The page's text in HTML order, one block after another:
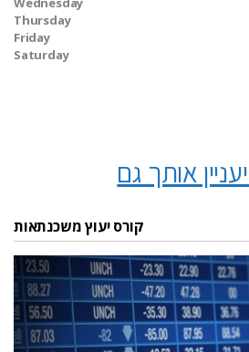
Thursday
Friday
Saturday
אותך גם
קורס יעוץ משכנתאות